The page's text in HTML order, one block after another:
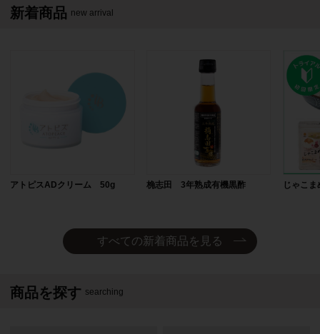
新着商品 new arrival
アトピスADクリーム 50g 桷志田 3年熟成有機黒酢 じゃこま
すべての新着商品を見る
商品を探す searching